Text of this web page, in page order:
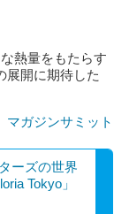
熱量をもたらす
展開に期待した
マガジンサミット
ーズの世界
Tokyo」